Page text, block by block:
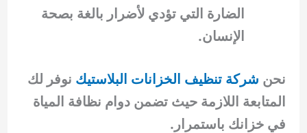
الضارة التي تؤدي لأضرار بالغة بصحة
الإنسان.
نحن شركة تنظيف الخزانات البلاستيك نوفر لك
المتابعة اللازمة حيث تضمن دوام نظافة المياة
في خزانك باستمرار.